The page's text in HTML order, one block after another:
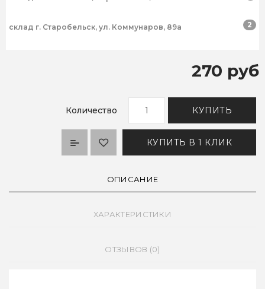
склад г. Старобельск, ул. Коммунаров, 89а 2
270 руб
Количество КУПИТЬ
КУПИТЬ В 1 КЛИК
ОПИСАНИЕ
ХАРАКТЕРИСТИКИ
ОТЗЫВОВ (0)